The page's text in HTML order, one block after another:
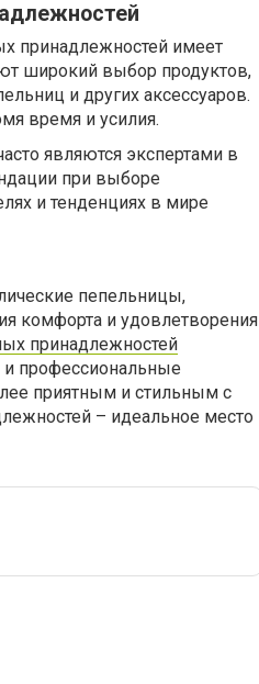
принадлежностей имеет
широкий выбор продуктов,
и других аксессуаров.
время и усилия.
являются экспертами в
при выборе
и тенденциях в мире
пепельницы,
комфорта и удовлетворения
принадлежностей
профессиональные
приятным и стильным с
– идеальное место